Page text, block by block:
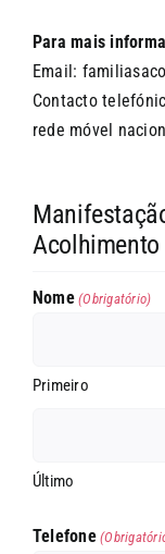
Para mais
Email:
Contacto
rede móvel
Nome (Obrigatório)
Primeiro
Último
Telefone